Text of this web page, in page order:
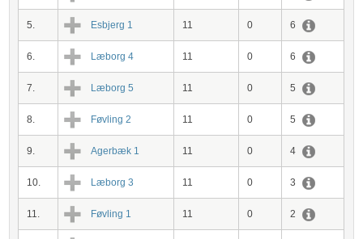
5. Esbjerg 1 11 0 6
6. Læborg 4 11 0 6
7. Læborg 5 11 0 5
8. Føvling 2 11 0 5
9. Agerbæk 1 11 0 4
10. Læborg 3 11 0 3
11. Føvling 1 11 0 2